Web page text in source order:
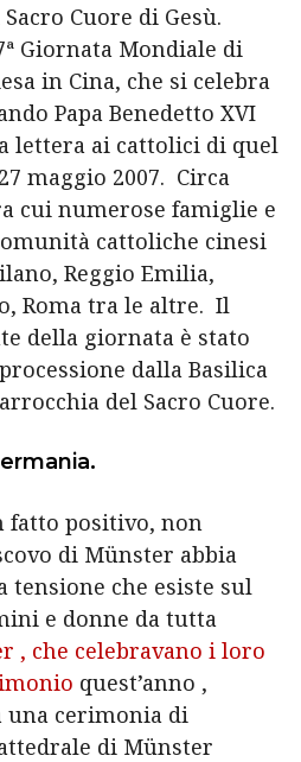
Cuore di Gesù.
Giornata Mondiale di
in Cina, che si celebra
Papa Benedetto XVI
lettera ai cattolici di quel
maggio 2007. Circa
cui numerose famiglie e
cattoliche cinesi
Reggio Emilia,
Roma tra le altre. Il
della giornata è stato
dalla Basilica
del Sacro Cuore.
fatto positivo, non
di Münster abbia
che esiste sul
e donne da tutta
, che celebravano i loro
quest’anno ,
una cerimonia di
di Münster